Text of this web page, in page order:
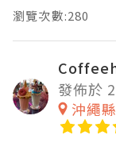
瀏覽次數:280
發佈於
沖繩縣